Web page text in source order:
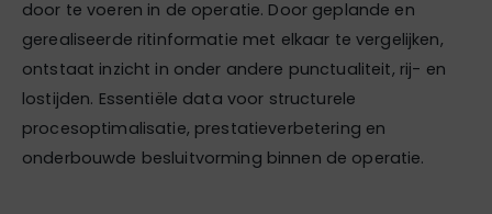
door te voeren in de operatie. Door geplande en
gerealiseerde ritinformatie met elkaar te vergelijken,
ontstaat inzicht in onder andere punctualiteit, rij- en
lostijden. Essentiële data voor structurele
procesoptimalisatie, prestatieverbetering en
onderbouwde besluitvorming binnen de operatie.